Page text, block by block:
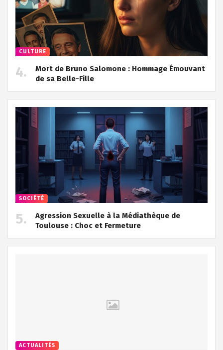
CULTURE
Mort de Bruno Salomone : Hommage Émouvant
de sa Belle-Fille
SOCIÉTÉ
Agression Sexuelle à la Médiathèque de
Toulouse : Choc et Fermeture
ACTUALITÉS